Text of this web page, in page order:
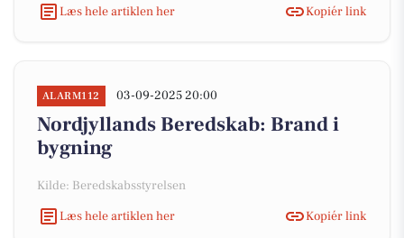
Læs hele artiklen her Kopiér link
ALARM112 03-09-2025 20:00
Nordjyllands Beredskab: Brand i
bygning
Kilde: Beredskabsstyrelsen
Læs hele artiklen her
Kopiér link